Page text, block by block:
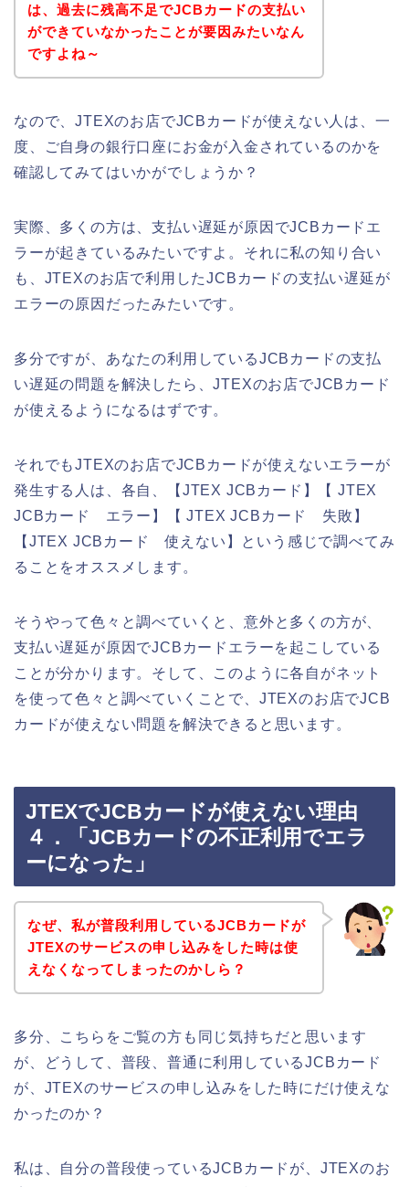
は、過去に残高不足でJCBカードの支払い
ができていなかったことが要因みたいなん
ですよね～
なので、JTEXのお店でJCBカードが使えない人は、一
度、ご自身の銀行口座にお金が入金されているのかを
確認してみてはいかがでしょうか？
実際、多くの方は、支払い遅延が原因でJCBカードエ
ラーが起きているみたいですよ。それに私の知り合い
も、JTEXのお店で利用したJCBカードの支払い遅延が
エラーの原因だったみたいです。
多分ですが、あなたの利用しているJCBカードの支払
い遅延の問題を解決したら、JTEXのお店でJCBカード
が使えるようになるはずです。
それでもJTEXのお店でJCBカードが使えないエラーが
発生する人は、各自、【JTEX JCBカード】【 JTEX
JCBカード エラー】【 JTEX JCBカード 失敗】
【JTEX JCBカード 使えない】という感じで調べてみ
ることをオススメします。
そうやって色々と調べていくと、意外と多くの方が、
支払い遅延が原因でJCBカードエラーを起こしている
ことが分かります。そして、このように各自がネット
を使って色々と調べていくことで、JTEXのお店でJCB
カードが使えない問題を解決できると思います。
JTEXでJCBカードが使えない理由
４．「JCBカードの不正利用でエラ
ーになった」
なぜ、私が普段利用しているJCBカードが
JTEXのサービスの申し込みをした時は使
えなくなってしまったのかしら？
多分、こちらをご覧の方も同じ気持ちだと思います
が、どうして、普段、普通に利用しているJCBカード
が、JTEXのサービスの申し込みをした時にだけ使えな
かったのか？
私は、自分の普段使っているJCBカードが、JTEXのお